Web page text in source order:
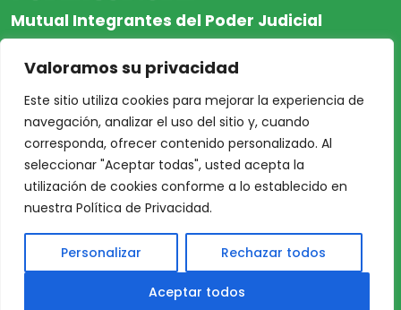
Valoramos su privacidad
Este sitio utiliza cookies para mejorar la experiencia de
navegación, analizar el uso del sitio y, cuando
corresponda, ofrecer contenido personalizado. Al
seleccionar "Aceptar todas", usted acepta la
utilización de cookies conforme a lo establecido en
nuestra Política de Privacidad.
Personalizar Rechazar todos
Aceptar todos
Mutual Integrantes del Poder Judicial
afiliacion@mjpj.org.ar
+54 9 342 467-4510
NOSOTROS
Inicio
Acceso Asociados
Nosotros
CENTRO DE AYUDA
Protección de Datos
Personales
TÉRMINOS y